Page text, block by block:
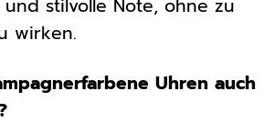
stilvolle Note, ohne zu
wirken.
Uhren auch